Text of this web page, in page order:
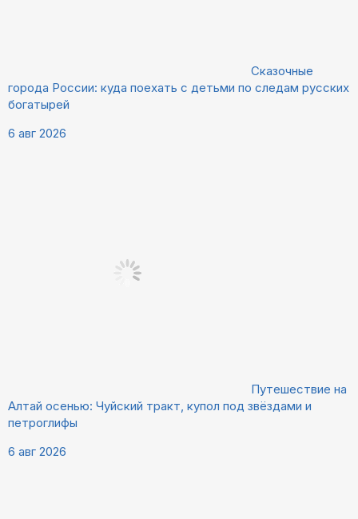
Сказочные
города России: куда поехать с детьми по следам русских
богатырей
6 авг 2026
Путешествие на
Алтай осенью: Чуйский тракт, купол под звёздами и
петроглифы
6 авг 2026